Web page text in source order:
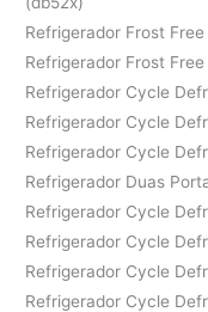
Refrigerador Frost
Refrigerador Frost
Refrigerador Cycle
Refrigerador Cycle
Refrigerador Cycle
Refrigerador Duas
Refrigerador Cycle
Refrigerador Cycle
Refrigerador Cycle
Refrigerador Cycle